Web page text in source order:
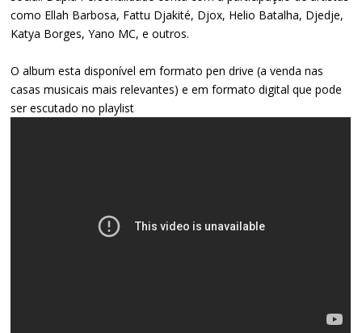
como Ellah Barbosa, Fattu Djakité, Djox, Helio Batalha, Djedje,
Katya Borges, Yano MC, e outros.
O album esta disponível em formato pen drive (a venda nas
casas musicais mais relevantes) e em formato digital que pode
ser escutado no playlist